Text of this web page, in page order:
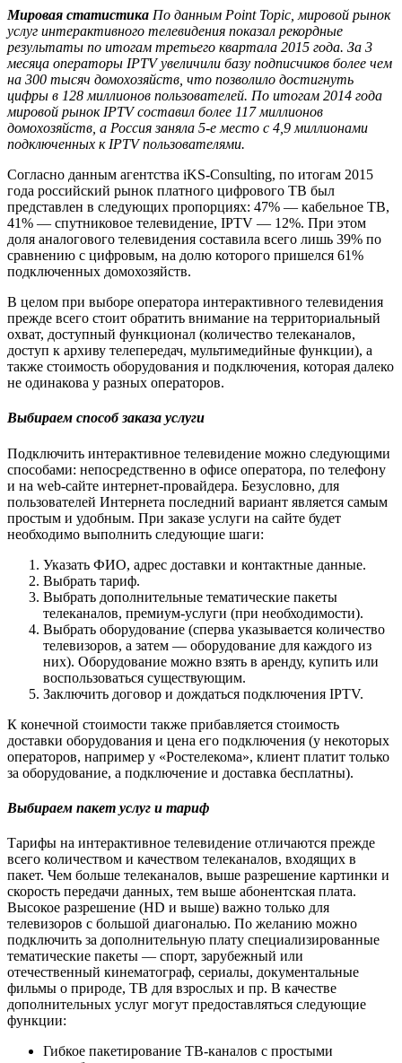
Мировая статистика По данным Point Topic, мировой рынок
услуг интерактивного телевидения показал рекордные
результаты по итогам третьего квартала 2015 года. За 3
месяца операторы IPTV увеличили базу подписчиков более чем
на 300 тысяч домохозяйств, что позволило достигнуть
цифры в 128 миллионов пользователей. По итогам 2014 года
мировой рынок IPTV составил более 117 миллионов
домохозяйств, а Россия заняла 5-е место с 4,9 миллионами
подключенных к IPTV пользователями.
Согласно данным агентства iKS-Consulting, по итогам 2015
года российский рынок платного цифрового ТВ был
представлен в следующих пропорциях: 47% — кабельное ТВ,
41% — спутниковое телевидение, IPTV — 12%. При этом
доля аналогового телевидения составила всего лишь 39% по
сравнению с цифровым, на долю которого пришелся 61%
подключенных домохозяйств.
В целом при выборе оператора интерактивного телевидения
прежде всего стоит обратить внимание на территориальный
охват, доступный функционал (количество телеканалов,
доступ к архиву телепередач, мультимедийные функции), а
также стоимость оборудования и подключения, которая далеко
не одинакова у разных операторов.
Выбираем способ заказа услуги
Подключить интерактивное телевидение можно следующими
способами: непосредственно в офисе оператора, по телефону
и на web-сайте интернет-провайдера. Безусловно, для
пользователей Интернета последний вариант является самым
простым и удобным. При заказе услуги на сайте будет
необходимо выполнить следующие шаги:
Указать ФИО, адрес доставки и контактные данные.
Выбрать тариф.
Выбрать дополнительные тематические пакеты
телеканалов, премиум-услуги (при необходимости).
Выбрать оборудование (сперва указывается количество
телевизоров, а затем — оборудование для каждого из
них). Оборудование можно взять в аренду, купить или
воспользоваться существующим.
Заключить договор и дождаться подключения IPTV.
К конечной стоимости также прибавляется стоимость
доставки оборудования и цена его подключения (у некоторых
операторов, например у «Ростелекома», клиент платит только
за оборудование, а подключение и доставка бесплатны).
Выбираем пакет услуг и тариф
Тарифы на интерактивное телевидение отличаются прежде
всего количеством и качеством телеканалов, входящих в
пакет. Чем больше телеканалов, выше разрешение картинки и
скорость передачи данных, тем выше абонентская плата.
Высокое разрешение (HD и выше) важно только для
телевизоров с большой диагональю. По желанию можно
подключить за дополнительную плату специализированные
тематические пакеты — спорт, зарубежный или
отечественный кинематограф, сериалы, документальные
фильмы о природе, ТВ для взрослых и пр. В качестве
дополнительных услуг могут предоставляться следующие
функции:
Гибкое пакетирование ТВ-каналов с простыми